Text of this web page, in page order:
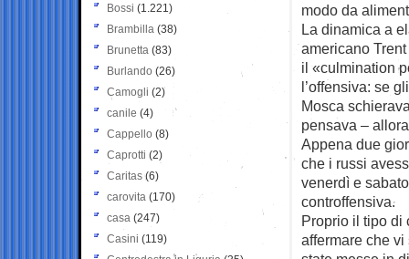
modo da
La dinamica a
americano
il «culmination
l’offensiva: se
Mosca
pensava –
Appena due
che i russi
venerdì e
controffensiva.
Proprio il tipo di
affermare che
Bossi (1.221)
Brambilla (38)
Brunetta (83)
Burlando (26)
Camogli (2)
canile (4)
Cappello (8)
Caprotti (2)
Caritas (6)
carovita (170)
casa (247)
Casini (119)